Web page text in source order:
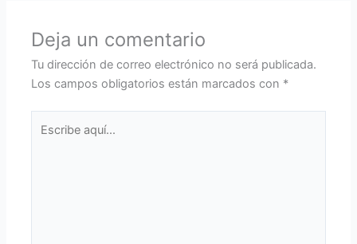
Deja un comentario
Tu dirección de correo electrónico no será publicada.
Los campos obligatorios están marcados con *
aquí...